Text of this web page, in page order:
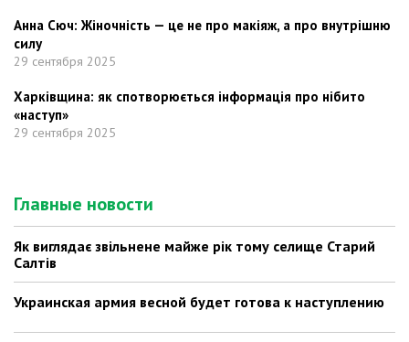
Анна Сюч: Жіночність — це не про макіяж, а про внутрішню
силу
29 сентября 2025
Харківщина: як спотворюється інформація про нібито
«наступ»
29 сентября 2025
Главные новости
Як виглядає звільнене майже рік тому селище Старий
Салтів
Украинская армия весной будет готова к наступлению